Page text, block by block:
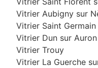
Vitrier Aubigny sur
Vitrier Saint
Vitrier Dun sur Auron
Vitrier Trouy
Vitrier La Guerche